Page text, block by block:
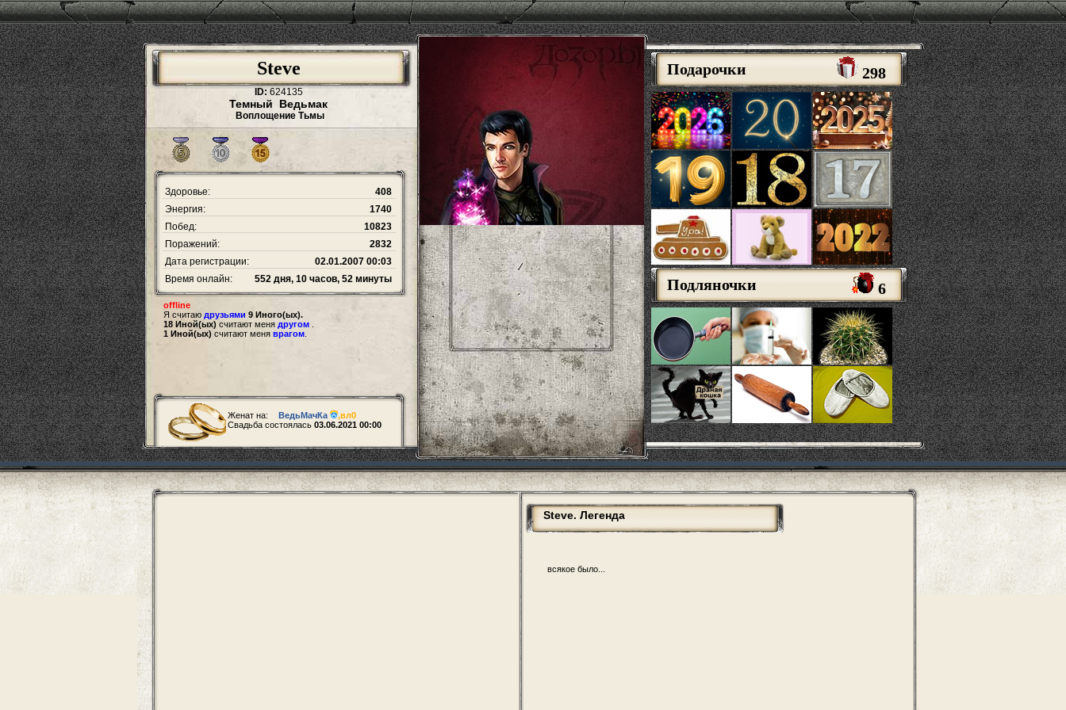
Steve
ID: 624135
Темный Ведьмак
Воплощение Тьмы
Здоровье:
408
Энергия:
1740
Побед:
10823
Поражений:
2832
Дата регистрации:
02.01.2007 00:03
Время онлайн:
552 дня, 10 часов, 52 минуты
offline
Я считаю друзьями 9 Иного(ых).
18 Иной(ых) считают меня другом
1 Иной(ых) считают меня врагом
Женат на: ВедьМачКа ,вл0
Свадьба состоялась 03.06.2021 00:00
Подарочки 298
Подляночки 6
Steve. Легенда
всякое было...